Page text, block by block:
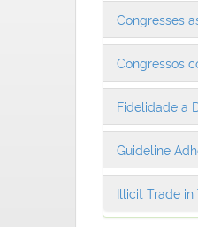
Congresses
Congressos
Fidelidade a
Guideline
Illicit Trade